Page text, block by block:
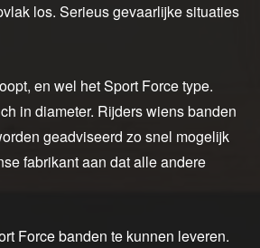
los. Serieus gevaarlijke situaties
en wel het Sport Force type.
in diameter. Rijders wiens banden
geadviseerd zo snel mogelijk
fabrikant aan dat alle andere
Force banden te kunnen leveren.